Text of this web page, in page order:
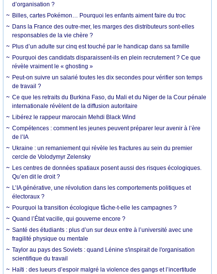
d’organisation ?
Billes, cartes Pokémon… Pourquoi les enfants aiment faire du troc
Dans la France des outre-mer, les marges des distributeurs sont-elles
responsables de la vie chère ?
Plus d’un adulte sur cinq est touché par le handicap dans sa famille
Pourquoi des candidats disparaissent-ils en plein recrutement ? Ce que
révèle vraiment le « ghosting »
Peut-on suivre un salarié toutes les dix secondes pour vérifier son temps
de travail ?
Ce que les retraits du Burkina Faso, du Mali et du Niger de la Cour pénale
internationale révèlent de la diffusion autoritaire
Libérez le rappeur marocain Mehdi Black Wind
Compétences : comment les jeunes peuvent préparer leur avenir à l’ère
de l’IA
Ukraine : un remaniement qui révèle les fractures au sein du premier
cercle de Volodymyr Zelensky
Les centres de données spatiaux posent aussi des risques écologiques.
Qu’en dit le droit ?
L’IA générative, une révolution dans les comportements politiques et
électoraux ?
Pourquoi la transition écologique fâche-t-elle les campagnes ?
Quand l’État vacille, qui gouverne encore ?
Santé des étudiants : plus d’un sur deux entre à l’université avec une
fragilité physique ou mentale
Taylor au pays des Soviets : quand Lénine s'inspirait de l'organisation
scientifique du travail
Haïti : des lueurs d’espoir malgré la violence des gangs et l’incertitude